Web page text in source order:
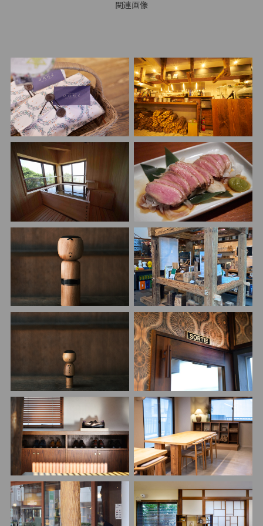
関連画像